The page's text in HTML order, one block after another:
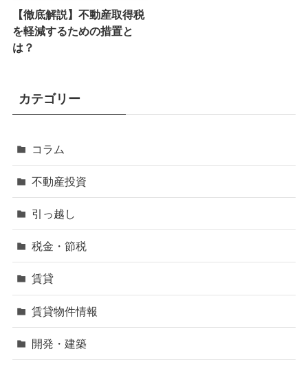
【徹底解説】不動産取得税
を軽減するための措置と
は？
カテゴリー
コラム
不動産投資
引っ越し
税金・節税
賃貸
賃貸物件情報
開発・建築